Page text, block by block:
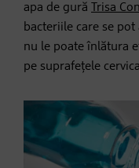
apa de gură Trisa
bacteriile care se
nu le poate înlătura
pe suprafețele